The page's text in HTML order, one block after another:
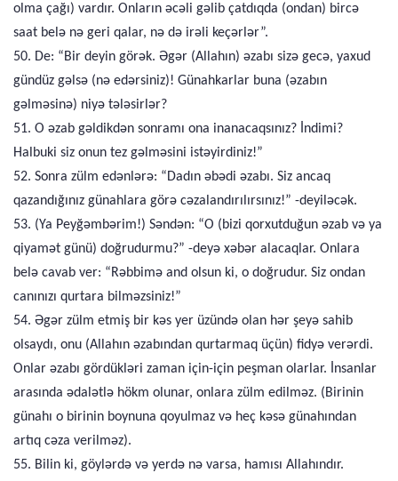
olma çağı) vardır. Onların əcəli gəlib çatdıqda (ondan) bircə
saat belə nə geri qalar, nə də irəli keçərlər”.
50. De: “Bir deyin görək. Əgər (Allahın) əzabı sizə gecə, yaxud
gündüz gəlsə (nə edərsiniz)! Günahkarlar buna (əzabın
gəlməsinə) niyə tələsirlər?
51. O əzab gəldikdən sonramı ona inanacaqsınız? İndimi?
Halbuki siz onun tez gəlməsini istəyirdiniz!”
52. Sonra zülm edənlərə: “Dadın əbədi əzabı. Siz ancaq
qazandığınız günahlara görə cəzalandırılırsınız!” -deyiləcək.
53. (Ya Peyğəmbərim!) Səndən: “O (bizi qorxutduğun əzab və ya
qiyamət günü) doğrudurmu?” -deyə xəbər alacaqlar. Onlara
belə cavab ver: “Rəbbimə and olsun ki, o doğrudur. Siz ondan
canınızı qurtara bilməzsiniz!”
54. Əgər zülm etmiş bir kəs yer üzündə olan hər şeyə sahib
olsaydı, onu (Allahın əzabından qurtarmaq üçün) fidyə verərdi.
Onlar əzabı gördükləri zaman için-için peşman olarlar. İnsanlar
arasında ədalətlə hökm olunar, onlara zülm edilməz. (Birinin
günahı o birinin boynuna qoyulmaz və heç kəsə günahından
artıq cəza verilməz).
55. Bilin ki, göylərdə və yerdə nə varsa, hamısı Allahındır.